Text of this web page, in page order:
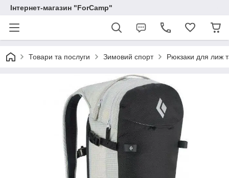
Інтернет-магазин "ForCamp"
Товари та послуги Зимовий спорт Рюкзаки для лиж